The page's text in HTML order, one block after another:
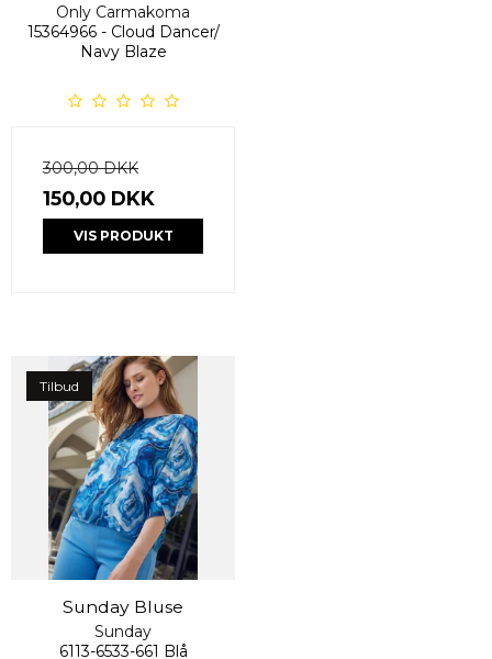
Only Carmakoma
15364966 - Cloud Dancer/
Navy Blaze
300,00 DKK
150,00 DKK
VIS PRODUKT
Tilbud
Sunday Bluse
Sunday
6113-6533-661 Blå